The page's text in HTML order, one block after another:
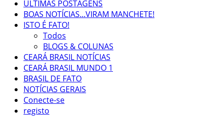
ÚLTIMAS POSTAGENS
BOAS NOTÍCIAS...VIRAM MANCHETE!
ISTO É FATO!
Todos
BLOGS & COLUNAS
CEARÁ BRASIL NOTÍCIAS
CEARÁ BRASIL MUNDO 1
BRASIL DE FATO
NOTÍCIAS GERAIS
Conecte-se
registo